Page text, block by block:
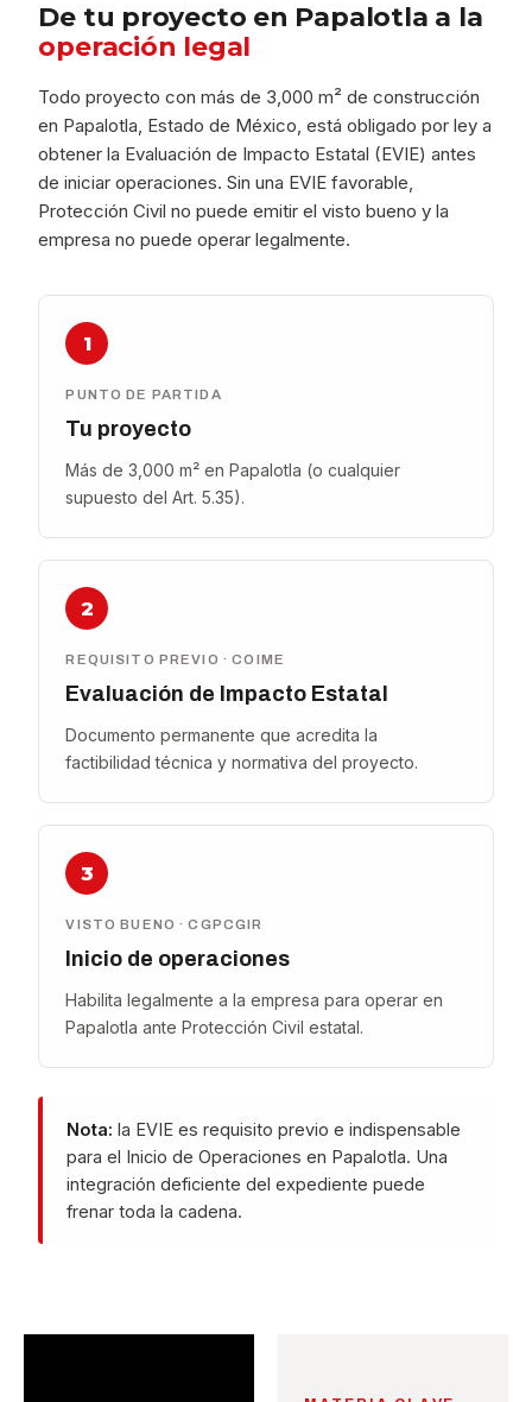
De tu proyecto en Papalotla a la
operación legal
Todo proyecto con más de 3,000 m² de construcción
en Papalotla, Estado de México, está obligado por ley a
obtener la Evaluación de Impacto Estatal (EVIE) antes
de iniciar operaciones. Sin una EVIE favorable,
Protección Civil no puede emitir el visto bueno y la
empresa no puede operar legalmente.
1
PUNTO DE PARTIDA
Tu proyecto
Más de 3,000 m² en Papalotla (o cualquier
supuesto del Art. 5.35).
2
REQUISITO PREVIO · COIME
Evaluación de Impacto Estatal
Documento permanente que acredita la
factibilidad técnica y normativa del proyecto.
3
VISTO BUENO · CGPCGIR
Inicio de operaciones
Habilita legalmente a la empresa para operar en
Papalotla ante Protección Civil estatal.
Nota: la EVIE es requisito previo e indispensable
para el Inicio de Operaciones en Papalotla. Una
integración deficiente del expediente puede
frenar toda la cadena.